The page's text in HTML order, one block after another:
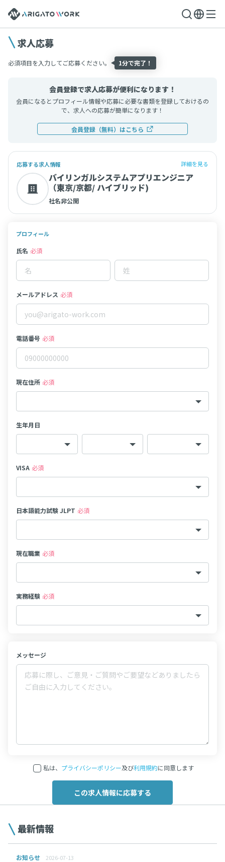
求人応募
必須項目を入力してご応募ください。 1分で完了！
会員登録で求人応募が便利になります！
会員になるとプロフィール情報や応募に必要な書類を登録しておけるの
で、求人への応募が簡単になります！
会員登録（無料）はこちら
応募する求人情報 詳細を見る
バイリンガルシステムアプリエンジニア
（東京/京都/ ハイブリッド)
社名非公開
プロフィール
氏名 必須
メールアドレス 必須
電話番号 必須
現在住所 必須
生年月日
VISA 必須
日本語能力試験 JLPT 必須
現在職業 必須
実務経験 必須
メッセージ
私は、 プライバシーポリシー及び利用規約に同意します
最新情報
お知らせ 2026-07-13